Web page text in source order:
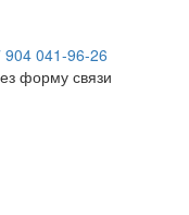
904 041-96-26
форму связи